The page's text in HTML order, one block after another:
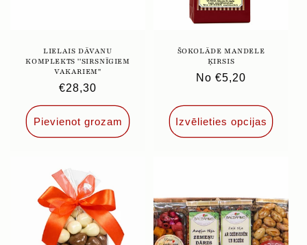
LIELAIS DĀVANU
KOMPLEKTS ''SIRSNĪGIEM
VAKARIEM''
Parastā
cena
€28,30
Pievienot grozam
ŠOKOLĀDE MANDELE
ĶIRSIS
Parastā
No €5,20
Izvēlieties opcijas